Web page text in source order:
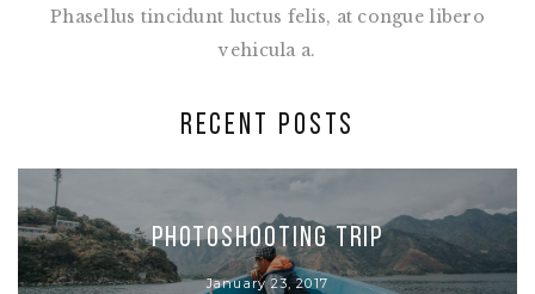
Phasellus tincidunt luctus felis, at congue libero
vehicula a.
RECENT POSTS
Photoshooting Trip
January 23, 2017